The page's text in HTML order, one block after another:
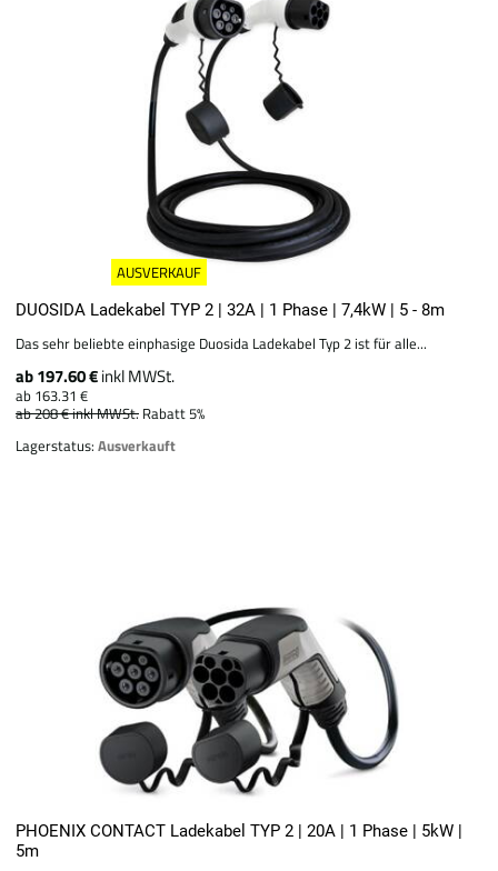
AUSVERKAUF
DUOSIDA Ladekabel TYP 2 | 32A | 1 Phase | 7,4kW | 5 - 8m
Das sehr beliebte einphasige Duosida Ladekabel Typ 2 ist für alle...
ab 197.60 €inkl MWSt.
ab 163.31 €
ab 208 €inkl MWSt. Rabatt 5%
Lagerstatus:Ausverkauft
PHOENIX CONTACT Ladekabel TYP 2 | 20A | 1 Phase | 5kW |
5m